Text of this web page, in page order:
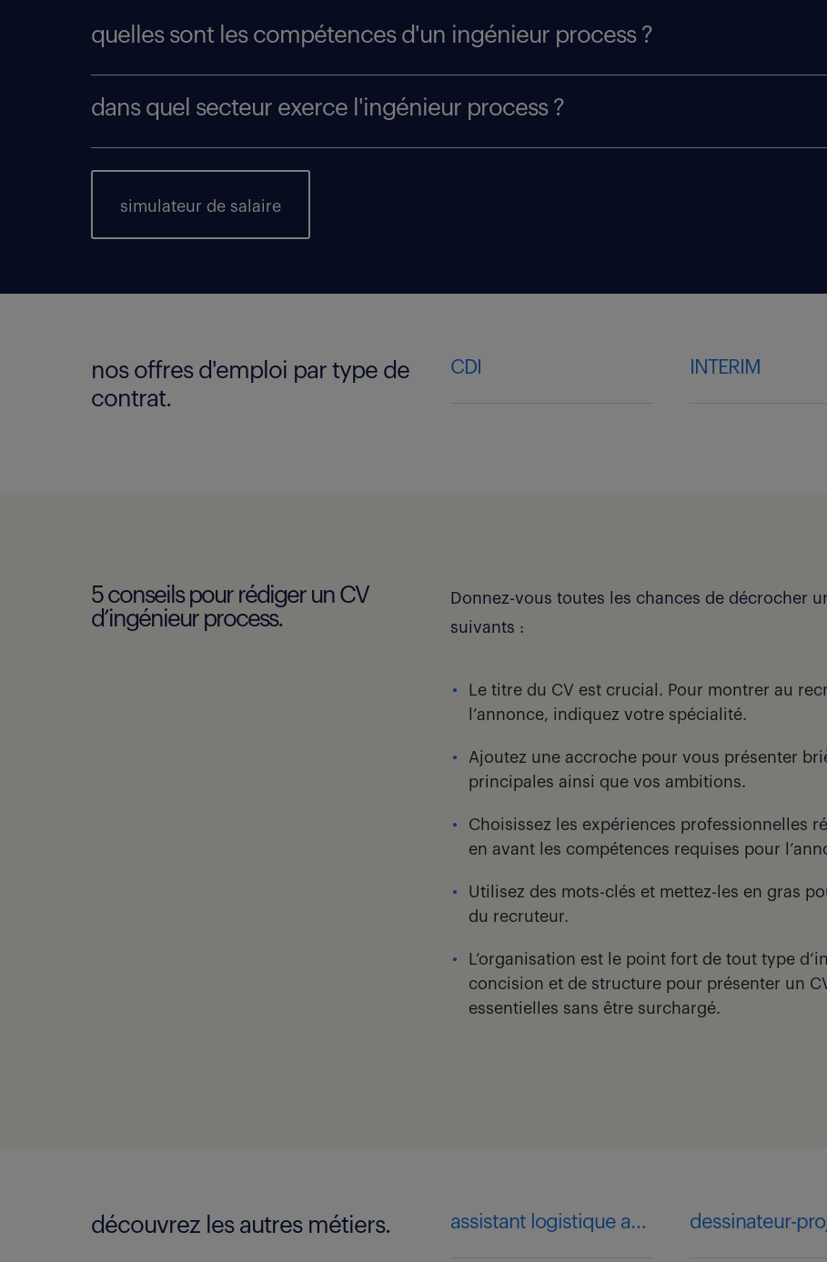
quelles sont les compétences d'un ingénieur process ?
dans quel secteur exerce l'ingénieur process ?
simulateur de salaire
nos offres d'emploi par type de
contrat.
CDI INTERIM
5 conseils pour rédiger un CV
d’ingénieur process.
Donnez-vous toutes les chances de décrocher
suivants :
Le titre du CV est crucial. Pour montrer au
l’annonce, indiquez votre spécialité.
Ajoutez une accroche pour vous présenter
principales ainsi que vos ambitions.
Choisissez les expériences professionnelles
en avant les compétences requises pour
Utilisez des mots-clés et mettez-les en gras
du recruteur.
L’organisation est le point fort de tout type
concision et de structure pour présenter un
essentielles sans être surchargé.
découvrez les autres métiers. assistant logistique achat